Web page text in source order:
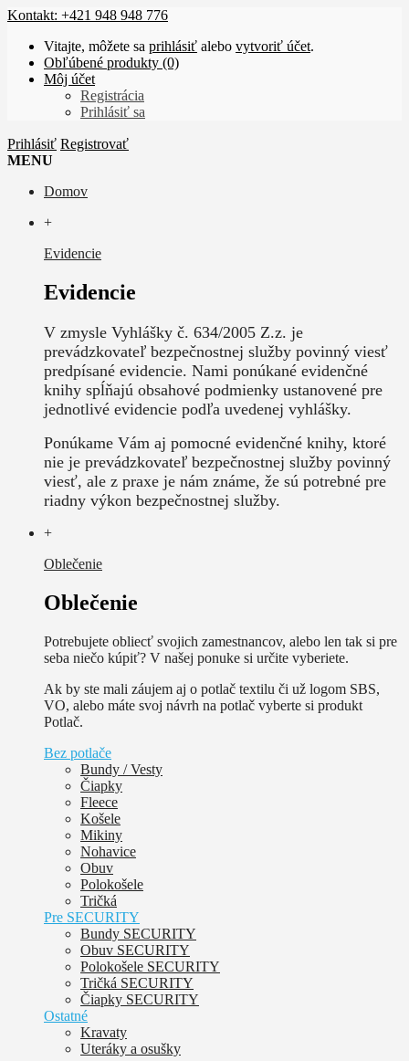
Kontakt: +421 948 948 776
Vitajte, môžete sa prihlásiť alebo vytvoriť účet.
Obľúbené produkty (0)
Môj účet
Registrácia
Prihlásiť sa
Prihlásiť Registrovať
MENU
Domov
+
Evidencie
Evidencie
V zmysle Vyhlášky č. 634/2005 Z.z. je
prevádzkovateľ bezpečnostnej služby povinný viesť
predpísané evidencie. Nami ponúkané evidenčné
knihy spĺňajú obsahové podmienky ustanovené pre
jednotlivé evidencie podľa uvedenej vyhlášky.
Ponúkame Vám aj pomocné evidenčné knihy, ktoré
nie je prevádzkovateľ bezpečnostnej služby povinný
viesť, ale z praxe je nám známe, že sú potrebné pre
riadny výkon bezpečnostnej služby.
+
Oblečenie
Oblečenie
Potrebujete obliecť svojich zamestnancov, alebo len tak si pre
seba niečo kúpiť? V našej ponuke si určite vyberiete.
Ak by ste mali záujem aj o potlač textilu či už logom SBS,
VO, alebo máte svoj návrh na potlač vyberte si produkt
Potlač.
Bez potlače
Bundy / Vesty
Čiapky
Fleece
Košele
Mikiny
Nohavice
Obuv
Polokošele
Tričká
Pre SECURITY
Bundy SECURITY
Obuv SECURITY
Polokošele SECURITY
Tričká SECURITY
Čiapky SECURITY
Ostatné
Kravaty
Uteráky a osušky